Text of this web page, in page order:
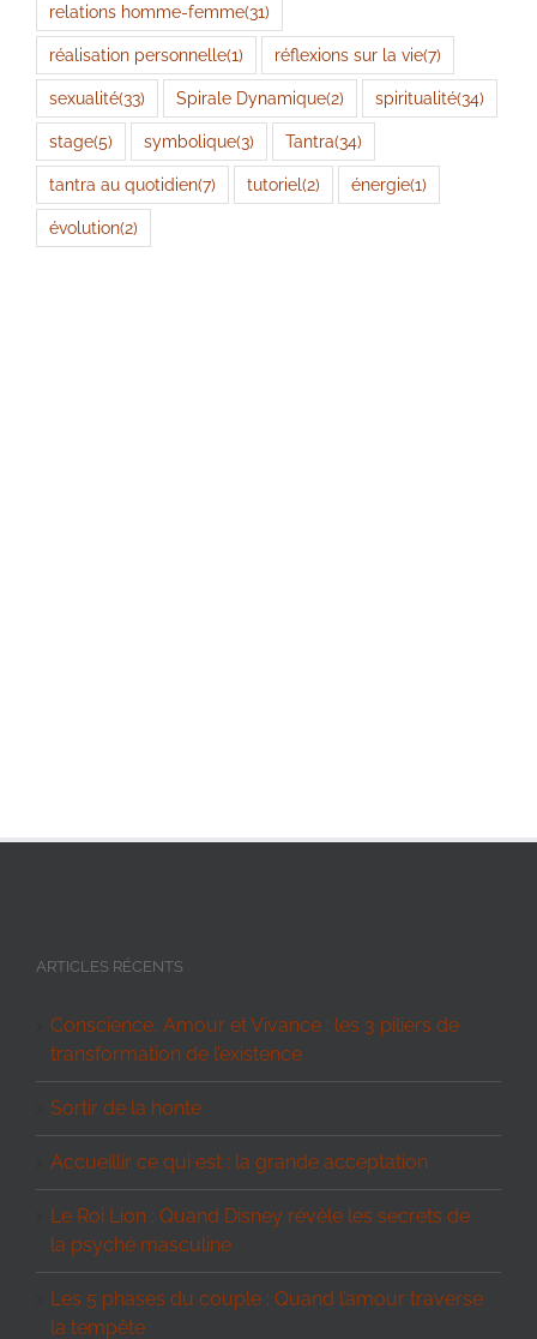
relations homme-femme(31)
réalisation personnelle(1) réflexions sur la vie(7)
sexualité(33) Spirale Dynamique(2) spiritualité(34)
stage(5) symbolique(3) Tantra(34)
tantra au quotidien(7) tutoriel(2) énergie(1)
évolution(2)
ARTICLES RÉCENTS
Conscience, Amour et Vivance : les 3 piliers de
transformation de l’existence
Sortir de la honte
Accueillir ce qui est : la grande acceptation
Le Roi Lion : Quand Disney révèle les secrets de
la psyché masculine
Les 5 phases du couple : Quand l’amour traverse
la tempête